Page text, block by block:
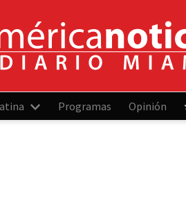
Programas Opinión